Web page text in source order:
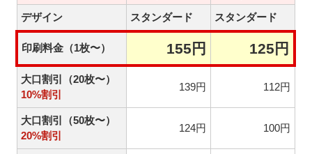
デザイン
スタンダード スタンダード
印刷料金（1枚〜） 155円 125円
大口割引（20枚〜）
10%割引
139円 112円
大口割引（50枚〜）
20%割引
124円 100円